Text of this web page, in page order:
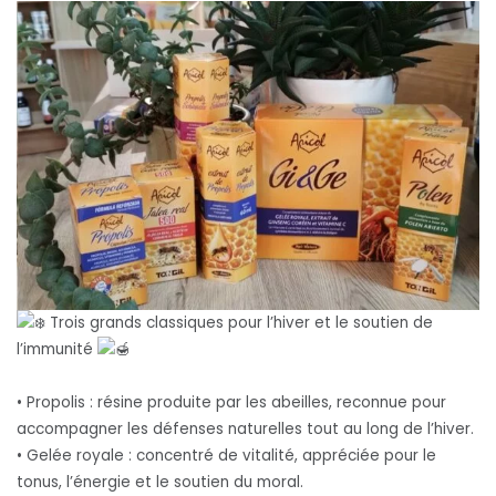
Trois grands classiques pour l’hiver et le soutien de
l’immunité
• Propolis : résine produite par les abeilles, reconnue pour
accompagner les défenses naturelles tout au long de l’hiver.
• Gelée royale : concentré de vitalité, appréciée pour le
tonus, l’énergie et le soutien du moral.